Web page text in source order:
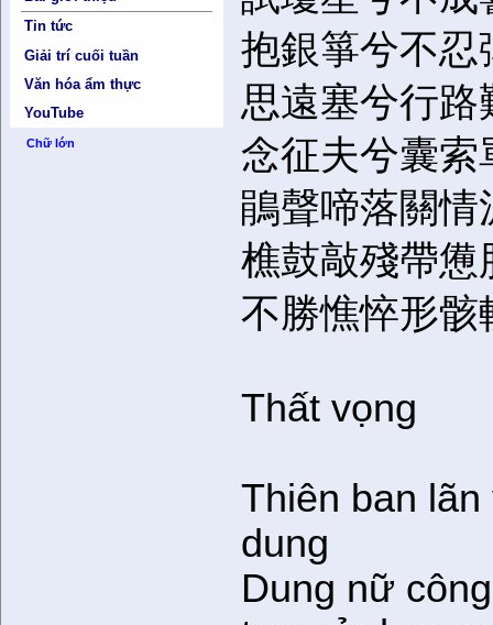
Tin tức
Giải trí cuối tuần
Văn hóa ẩm thực
YouTube
Chữ lớn
抱銀箏兮不忍
思遠塞兮行路
念征夫兮囊索
鵑聲啼落關情
樵鼓敲殘帶憊
不勝憔悴形骸
Thất vọng
Thiên ban
dung
Dung nữ